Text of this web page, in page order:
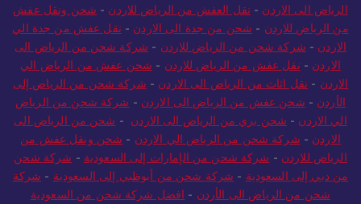
الرياض الى الاردن - نقل العفش من الرياض للاردن - شحن ونقل عفش
من الرياض للاردن - شحن من جدة الى الاردن - نقل عفش من جدة الي
الاردن - شركة شحن من الرياض للاردن - شركة شحن من الرياض الى
الاردن - نقل عفش من الرياض للاردن - شحن عفش من الرياض الي
الاردن - نقل اثاث من الرياض الى الاردن - شركة شحن من الرياض إلى
الأردن - شحن عفش من الرياض الى الاردن - شركة شحن من الرياض
الي الاردن - شحن بري من الرياض الى الاردن - شحن من الرياض الى
الاردن - شركة شحن من الرياض الي الاردن - شحن ونقل عفش من
الرياض للاردن - شركة شحن من الإمارات إلى السعودية - شركة شحن
من دبي إلى السعودية - شركة شحن من أبوظبي إلى السعودية - شركة
شحن من الرياض الى الأردن - افضل شركة شحن من السعودية